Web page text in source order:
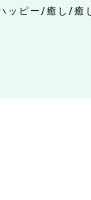
ッピー /癒し /癒